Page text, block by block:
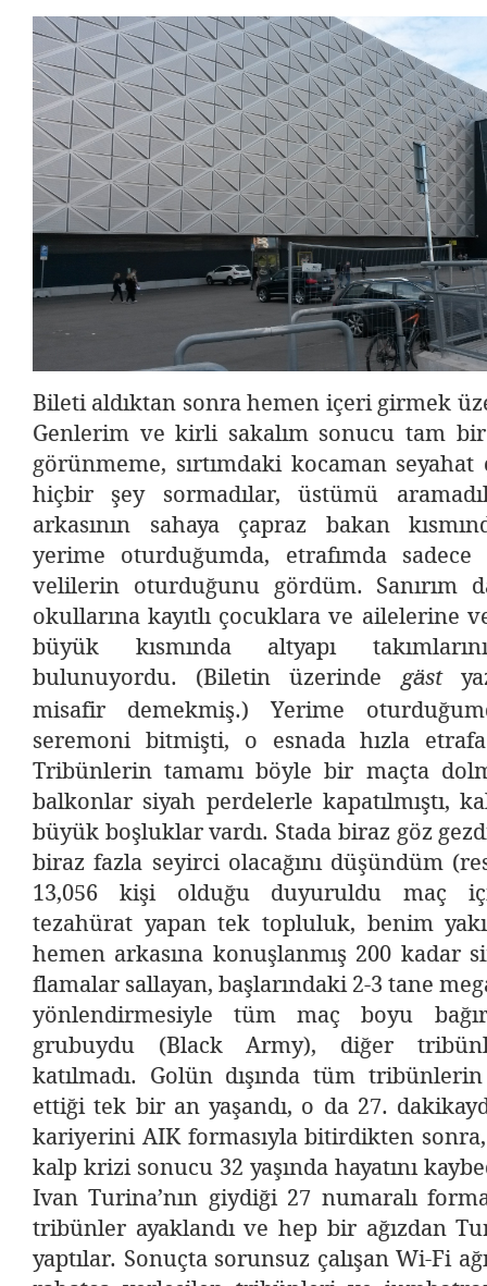
Bileti aldıktan sonra hemen içeri girmek
Genlerim ve kirli sakalım sonucu tam
görünmeme, sırtımdaki kocaman
hiçbir şey sormadılar, üstümü
arkasının sahaya çapraz bakan
yerime oturduğumda, etrafımda
velilerin oturduğunu gördüm. Sanırım
okullarına kayıtlı çocuklara ve ailelerine
büyük kısmında altyapı
bulunuyordu. (Biletin üzerinde
gäst
misafir demekmiş.) Yerime
seremoni bitmişti, o esnada hızla
Tribünlerin tamamı böyle bir maçta
balkonlar siyah perdelerle kapatılmıştı,
büyük boşluklar vardı. Stada biraz göz
biraz fazla seyirci olacağını düşündüm
13,056 kişi olduğu duyuruldu maç
tezahürat yapan tek topluluk, benim
hemen arkasına konuşlanmış 200 kadar
flamalar sallayan, başlarındaki 2-3 tane
yönlendirmesiyle tüm maç boyu
grubuydu (Black Army), diğer
katılmadı. Golün dışında tüm
ettiği tek bir an yaşandı, o da 27.
kariyerini AIK formasıyla bitirdikten sonra,
kalp krizi sonucu 32 yaşında hayatını
Ivan Turina’nın giydiği 27 numaralı
tribünler ayaklandı ve hep bir ağızdan
yaptılar. Sonuçta sorunsuz çalışan Wi-Fi